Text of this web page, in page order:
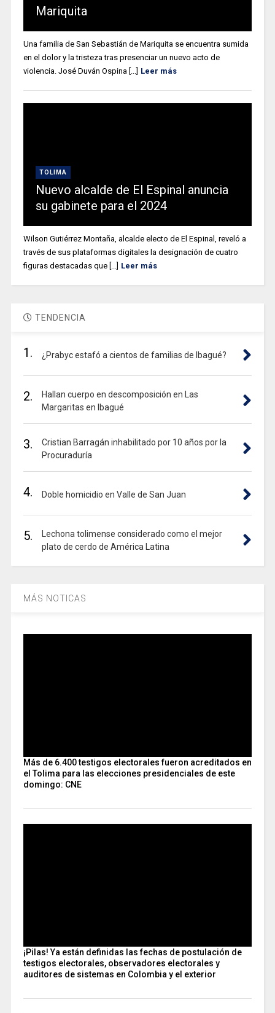
Mariquita
Una familia de San Sebastián de Mariquita se encuentra sumida
en el dolor y la tristeza tras presenciar un nuevo acto de
violencia. José Duván Ospina [...] Leer más
TOLIMA
Nuevo alcalde de El Espinal anuncia
su gabinete para el 2024
Wilson Gutiérrez Montaña, alcalde electo de El Espinal, reveló a
través de sus plataformas digitales la designación de cuatro
figuras destacadas que [...] Leer más
TENDENCIA
1. ¿Prabyc estafó a cientos de familias de Ibagué?
2.
Hallan cuerpo en descomposición en Las
Margaritas en Ibagué
3.
Cristian Barragán inhabilitado por 10 años por la
Procuraduría
4. Doble homicidio en Valle de San Juan
5.
Lechona tolimense considerado como el mejor
plato de cerdo de América Latina
MÁS NOTICAS
Más de 6.400 testigos electorales fueron acreditados en
el Tolima para las elecciones presidenciales de este
domingo: CNE
¡Pilas! Ya están definidas las fechas de postulación de
testigos electorales, observadores electorales y
auditores de sistemas en Colombia y el exterior